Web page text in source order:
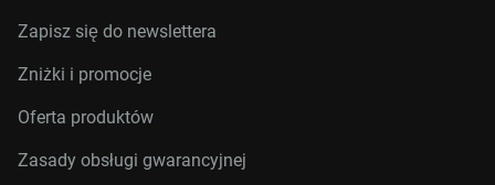
Zapisz się do newslettera
Zniżki i promocje
Oferta produktów
Zasady obsługi gwarancyjnej